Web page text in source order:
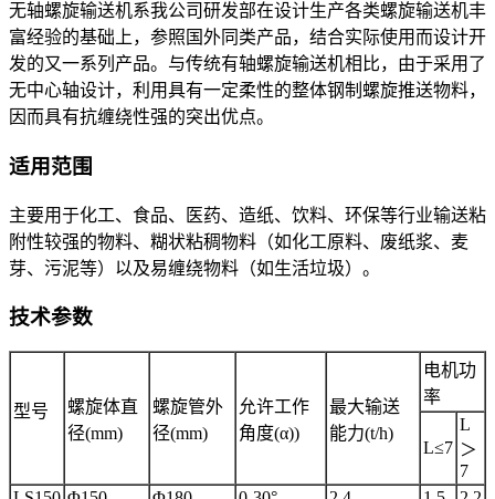
无轴螺旋输送机系我公司研发部在设计生产各类螺旋输送机丰
富经验的基础上，参照国外同类产品，结合实际使用而设计开
发的又一系列产品。与传统有轴螺旋输送机相比，由于采用了
无中心轴设计，利用具有一定柔性的整体钢制螺旋推送物料，
因而具有抗缠绕性强的突出优点。
适用范围
主要用于化工、食品、医药、造纸、饮料、环保等行业输送粘
附性较强的物料、糊状粘稠物料（如化工原料、废纸浆、麦
芽、污泥等）以及易缠绕物料（如生活垃圾）。
技术参数
型号
螺旋体直
径(mm)
螺旋管外
径(mm)
允许工作
角度(α))
最大输送
能力(t/h)
电机功
率
L≤7
L
＞
7